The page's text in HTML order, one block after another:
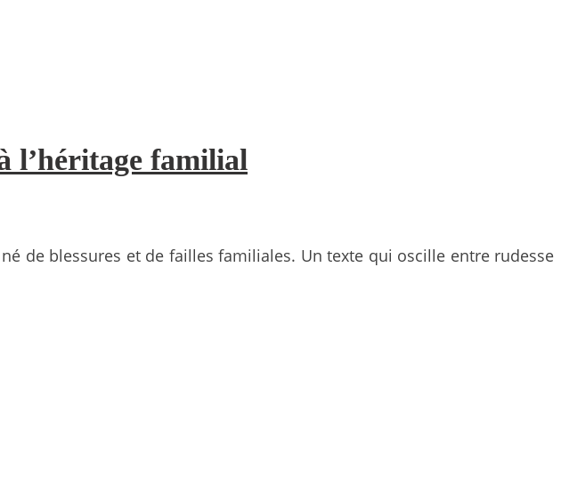
l’héritage familial
de blessures et de failles familiales. Un texte qui oscille entre rudesse